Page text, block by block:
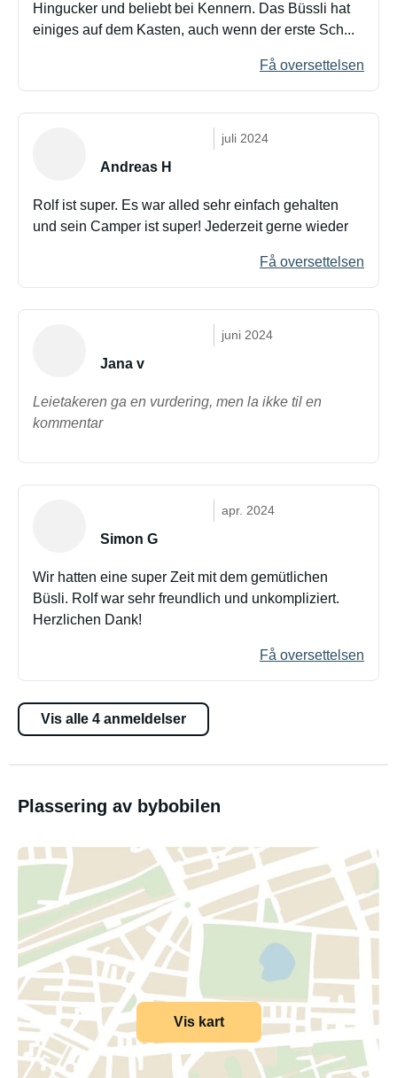
Hingucker und beliebt bei Kennern. Das Büssli hat
einiges auf dem Kasten, auch wenn der erste Sch...
Få oversettelsen
juli 2024
Andreas H
Rolf ist super. Es war alled sehr einfach gehalten
und sein Camper ist super! Jederzeit gerne wieder
Få oversettelsen
juni 2024
Jana v
Leietakeren ga en vurdering, men la ikke til en
kommentar
apr. 2024
Simon G
Wir hatten eine super Zeit mit dem gemütlichen
Büsli. Rolf war sehr freundlich und unkompliziert.
Herzlichen Dank!
Få oversettelsen
Vis alle 4 anmeldelser
Plassering av bybobilen
Vis kart